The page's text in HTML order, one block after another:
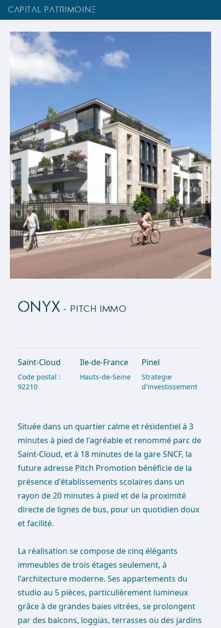
CAPITAL PATRIMOINE
ONYX - Pitch Immo
Saint-Cloud
Code postal :
92210
Ile-de-France
Hauts-de-Seine
Pinel
Strategie
d'investissement
Située dans un quartier calme et résidentiel à 3
minutes à pied de l'agréable et renommé parc de
Saint-Cloud, et à 18 minutes de la gare SNCF, la
future adresse Pitch Promotion bénéficie de la
présence d'établissements scolaires dans un
rayon de 20 minutes à pied et de la proximité
directe de lignes de bus, pour un quotidien doux
et facilité.
La réalisation se compose de cinq élégants
immeubles de trois étages seulement, à
l'architecture moderne. Ses appartements du
studio au 5 pièces, particulièrement lumineux
grâce à de grandes baies vitrées, se prolongent
par des balcons, loggias, terrasses ou des jardins